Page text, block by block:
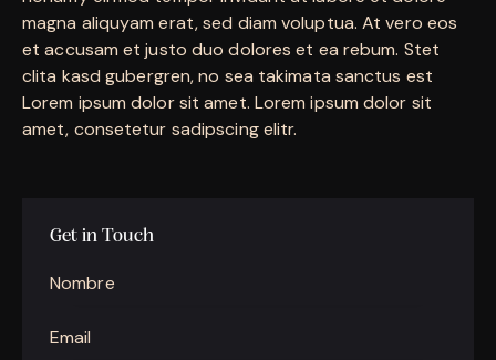
magna aliquyam erat, sed diam voluptua. At vero eos
et accusam et justo duo dolores et ea rebum. Stet
clita kasd gubergren, no sea takimata sanctus est
Lorem ipsum dolor sit amet. Lorem ipsum dolor sit
amet, consetetur sadipscing elitr.
Get in Touch